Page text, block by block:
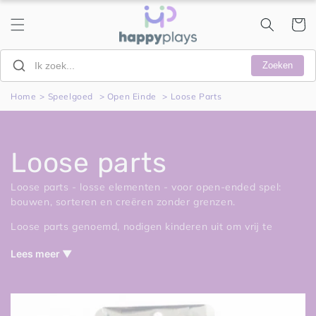
Meteen
naar de
content
Zoeken
Home > Speelgoed > Open Einde > Loose Parts
C
o
l
l
e
Loose parts
Loose parts - losse elementen - voor open-ended spel:
bouwen, sorteren en creëren zonder grenzen.
Loose parts genoemd, nodigen kinderen uit om vrij te
einddoel ontstaat er ruimte voor fantasie, experiment en
Van houten schijfjes en ringen tot stenen, kegeltjes en
andere materialen: elk element krijgt telkens een nieuwe
Lees meer ▼